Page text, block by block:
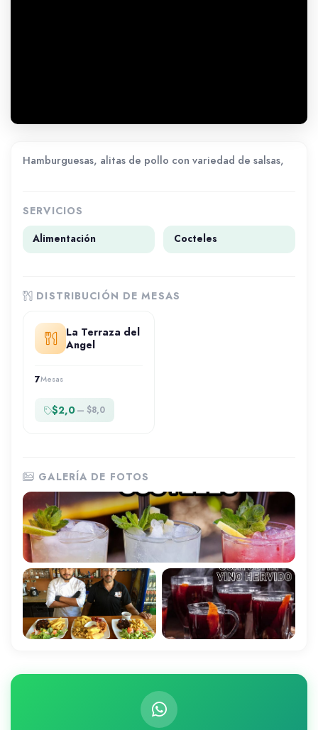
Hamburguesas, alitas de pollo con variedad de salsas,
SERVICIOS
Alimentación Cocteles
DISTRIBUCIÓN DE MESAS
La Terraza del
Angel
7Mesas
$2,0 — $8,0
GALERÍA DE FOTOS